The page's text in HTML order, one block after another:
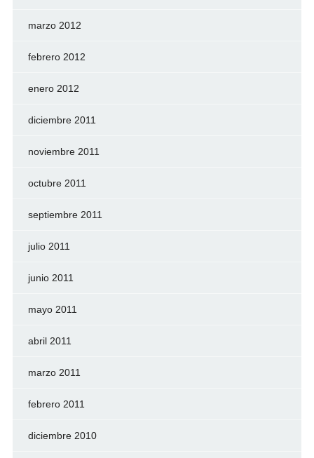
marzo 2012
febrero 2012
enero 2012
diciembre 2011
noviembre 2011
octubre 2011
septiembre 2011
julio 2011
junio 2011
mayo 2011
abril 2011
marzo 2011
febrero 2011
diciembre 2010